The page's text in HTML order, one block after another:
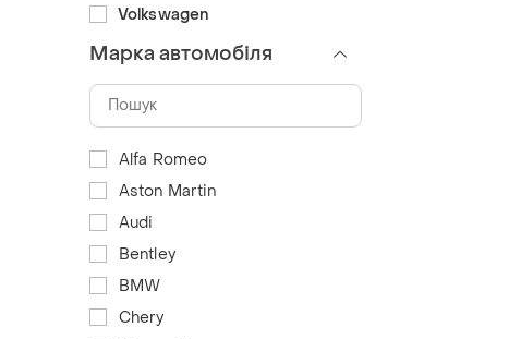
Volkswagen
Марка автомобіля
Alfa Romeo
Aston Martin
Audi
Bentley
BMW
Chery